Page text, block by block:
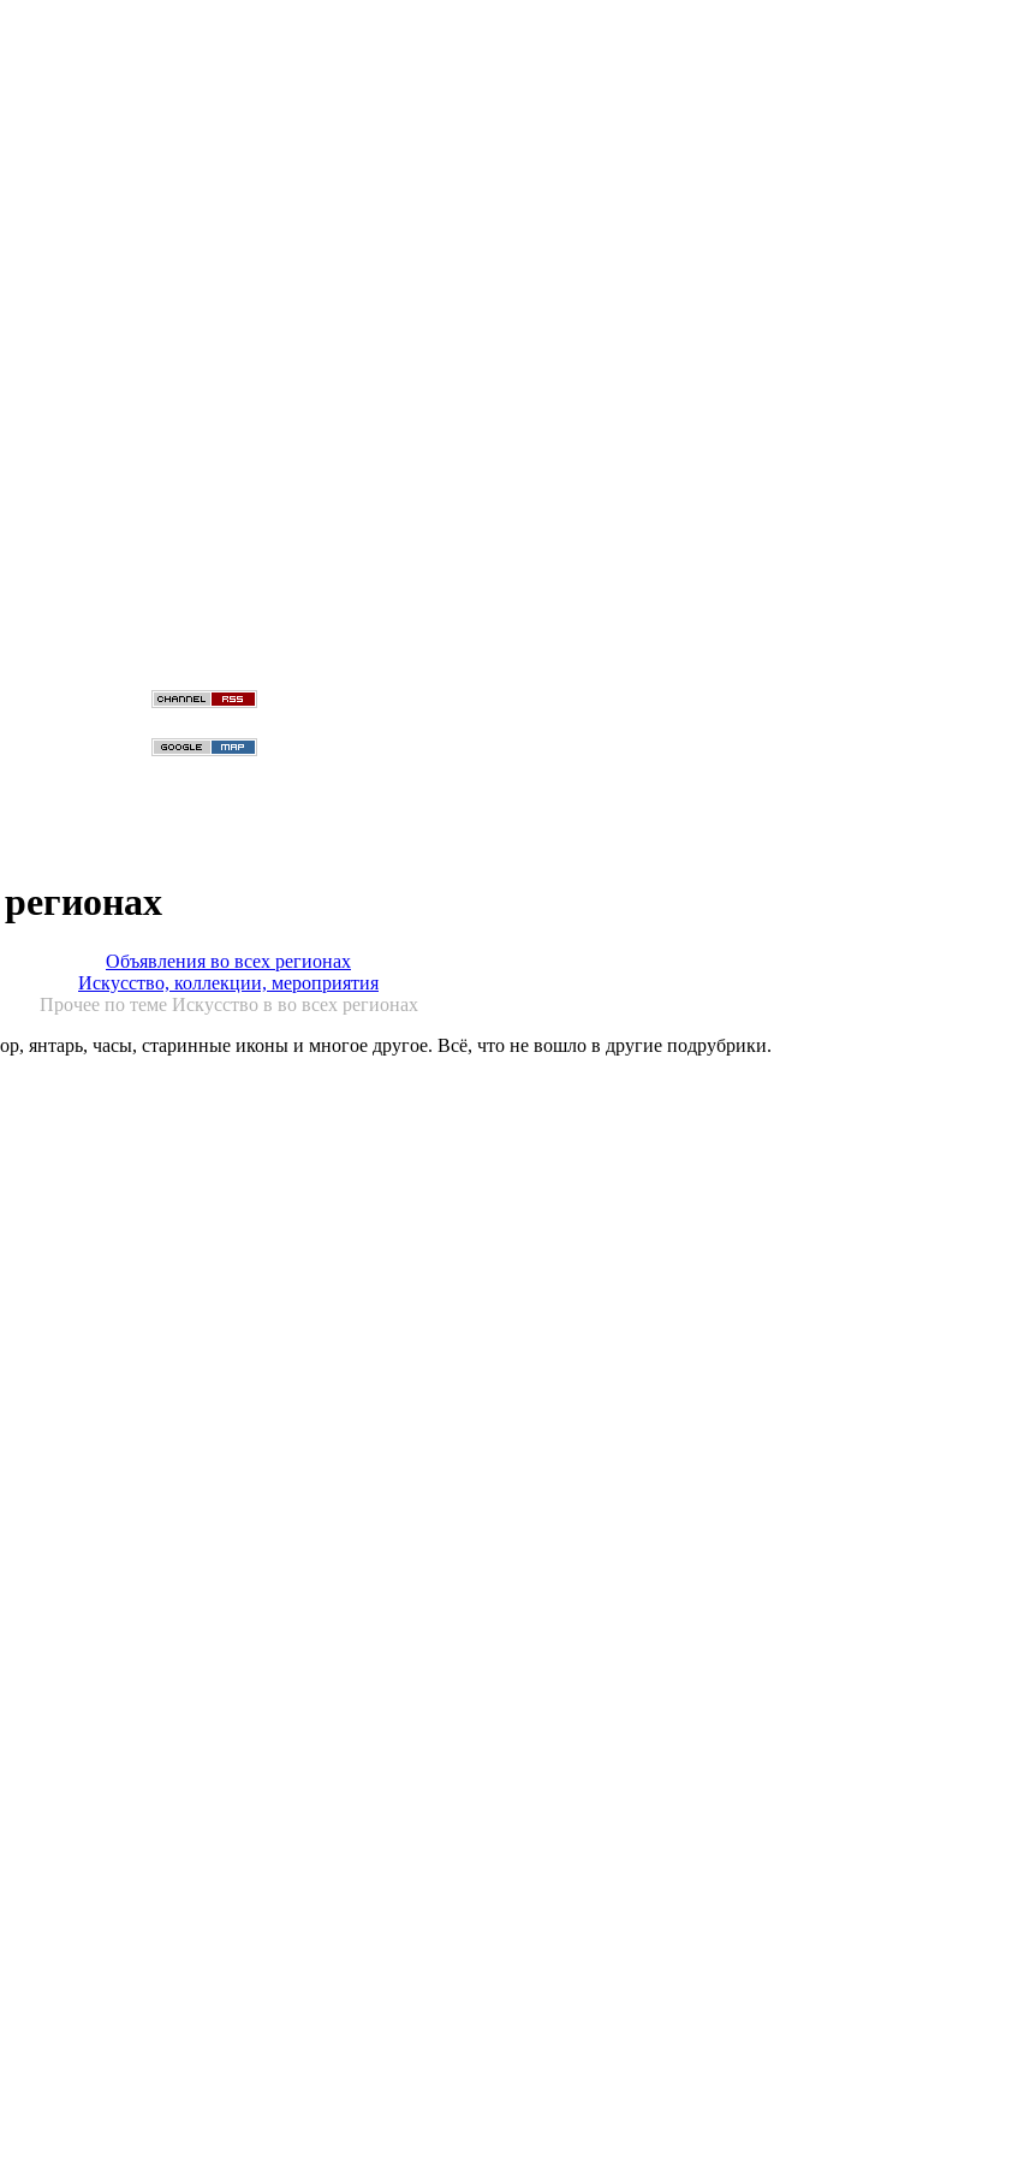
Объявления во всех регионах
Искусство, коллекции, мероприятия
Прочее по теме Искусство в во всех регионах
янтарь, часы, старинные иконы и многое другое. Всё, что не вошло в другие подрубрики.